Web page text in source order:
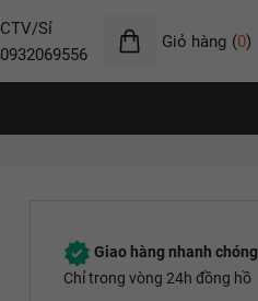
CTV/Sỉ
0932069556
Giỏ hàng (0)
Giao hàng nhanh chóng
Chỉ trong vòng 24h đồng hồ